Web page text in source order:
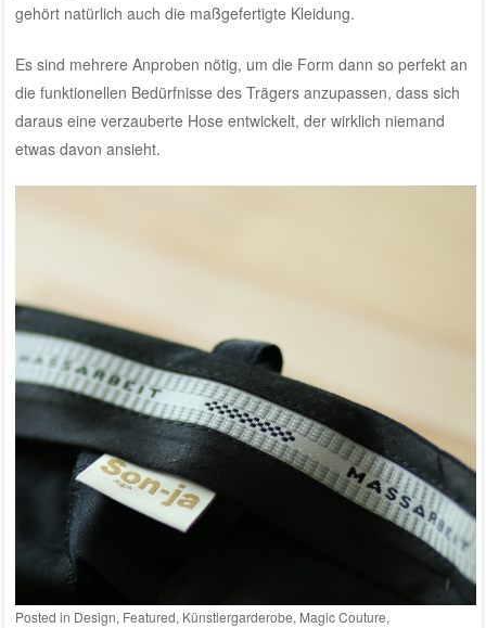
gehört natürlich auch die maßgefertigte Kleidung.
Es sind mehrere Anproben nötig, um die Form dann so perfekt an
die funktionellen Bedürfnisse des Trägers anzupassen, dass sich
daraus eine verzauberte Hose entwickelt, der wirklich niemand
etwas davon ansieht.
Posted in Design, Featured, Künstlergarderobe, Magic Couture,